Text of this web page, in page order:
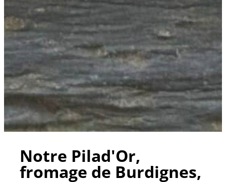
Notre Pilad'Or,
fromage de Burdignes,